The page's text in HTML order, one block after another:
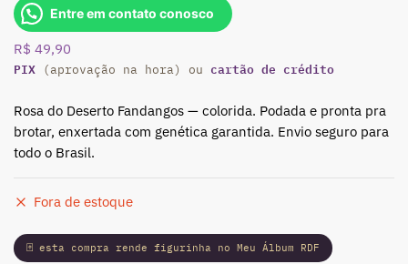
Entre em contato conosco
R$ 49,90
PIX (aprovação na hora) ou cartão de crédito
Rosa do Deserto Fandangos — colorida. Podada e pronta pra
brotar, enxertada com genética garantida. Envio seguro para
todo o Brasil.
Fora de estoque
🃏 esta compra rende figurinha no Meu Álbum RDF